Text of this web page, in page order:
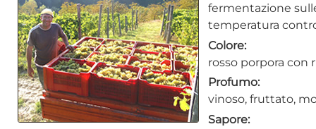
fermentazione
temperatura
Colore:
rosso porpora con
Profumo:
vinoso, fruttato,
Sapore: